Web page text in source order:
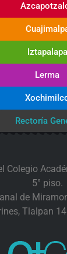
Iztapalapa
Lerma
Rectoría
Colegio
5° piso.
de
Tlalpan